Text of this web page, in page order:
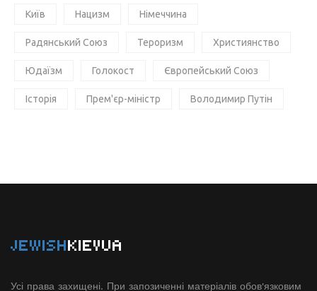
Київ Нацизм Німеччина
Радянський Союз Тероризм Християнство
Юдаїзм Голокост Європейський Союз
Історія Прем'єр-міністр Володимир Путін
JEWISHKIEVUA
Усі права захищені. При запозиченні матеріалів обов'язковим